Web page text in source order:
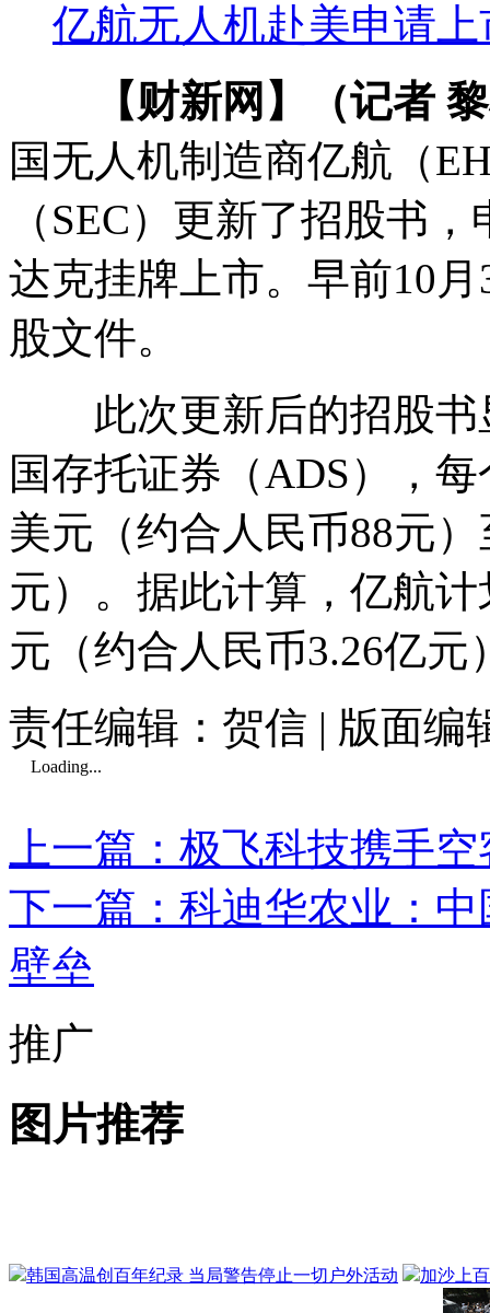
亿航无人机赴美申请
【财新网】（记者
国无人机制造商亿航（
（SEC）更新了招股书
达克挂牌上市。早前10
股文件。
此次更新后的招股书
国存托证券（ADS），
美元（约合人民币88元
元）。据此计算，亿航
元（约合人民币3.26亿元
责任编辑：贺信 | 版面编
Loading...
上一篇：极飞科技携手
下一篇：科迪华农业：
壁垒
推广
图片推荐
韩国高温创百年纪录 当局警告停止一切户外活动 加沙上